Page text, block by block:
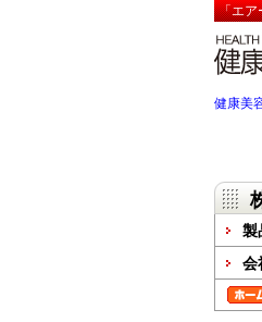
「エア
健康美
製
会